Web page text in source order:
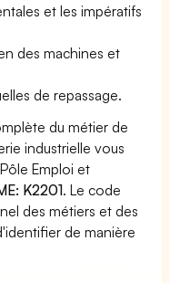
et les impératifs
des machines et
de repassage.
du métier de
industrielle vous
Emploi et
K2201. Le code
des métiers et des
de manière